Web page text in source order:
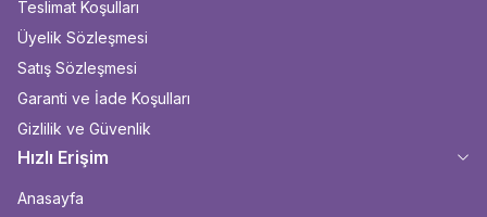
Teslimat Koşulları
Üyelik Sözleşmesi
Satış Sözleşmesi
Garanti ve İade Koşulları
Gizlilik ve Güvenlik
Hızlı Erişim
Anasayfa